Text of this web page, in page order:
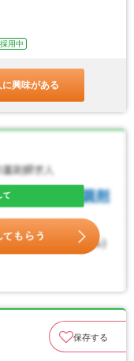
用中
に興味がある
保存する